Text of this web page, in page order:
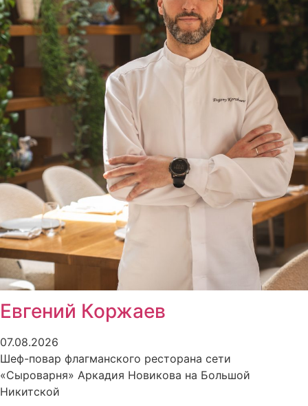
Евгений Коржаев
07.08.2026
Шеф-повар флагманского ресторана сети
«Сыроварня» Аркадия Новикова на Большой
Никитской